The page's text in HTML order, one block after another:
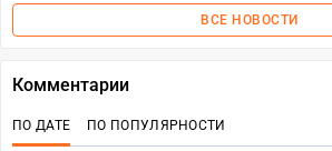
ВСЕ НОВОСТИ
Комментарии
ПО ДАТЕ ПО ПОПУЛЯРНОСТИ